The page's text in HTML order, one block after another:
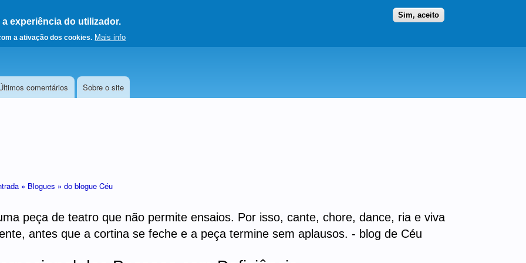
experiência do utilizador.
a ativação dos cookies. Mais info
Sim, aceito
Ir para o conteúdo
página principal
comentários Sobre o site
» Blogues » do blogue Céu
peça de teatro que não permite ensaios. Por isso, cante, chore, dance, ria e viva
antes que a cortina se feche e a peça termine sem aplausos. - blog de Céu